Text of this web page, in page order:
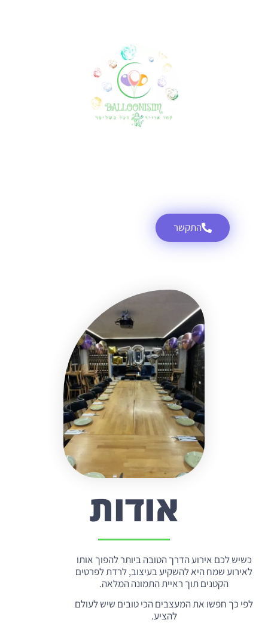
התקשר
‏אודות
כשיש לכם אירוע הדרך הטובה ביותר להפוך אותו
לאירוע שמח היא להשקיע בעיצוב, לרדת לפרטים
הקטנים תוך ראיית התמונה המלאה.
לפי כך חפשו את המעצבים הכי טובים שיש לעולם
להציע.